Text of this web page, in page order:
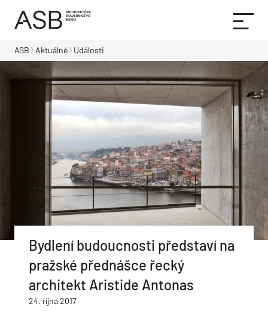
ASB Aktuálně Události
Bydlení budoucnosti představí na
pražské přednášce řecký
architekt Aristide Antonas
24. října 2017